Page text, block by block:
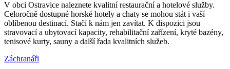
V obci Ostravice naleznete kvalitní restaurační a hotelové služby.
Celoročně dostupné horské hotely a chaty se mohou stát i vaší
oblíbenou destinací. Stačí k nám jen zavítat. K dispozici jsou
stravovací a ubytovací kapacity, rehabilitační zařízení, kryté bazény,
tenisové kurty, sauny a další řada kvalitních služeb.
Záchranáři